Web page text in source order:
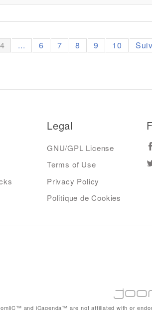
4 ... 6 7 8 9 10
Legal
GNU/GPL License
Terms of Use
Privacy Policy
Politique de Cookies
and iCagenda™ are not affiliated with or